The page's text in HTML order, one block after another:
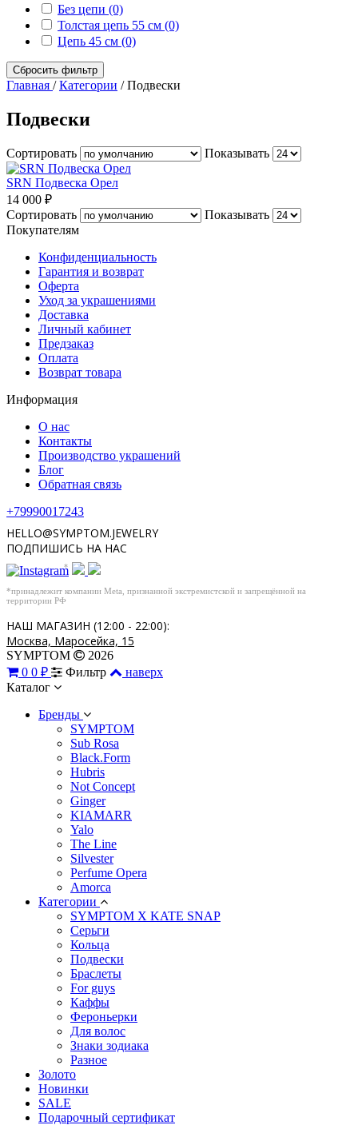
Без цепи (0)
Толстая цепь 55 см (0)
Цепь 45 см (0)
Сбросить фильтр
Главная /Категории /Подвески
Подвески
Сортировать Показывать
SRN Подвеска Орел
14 000 ₽
Сортировать
Показывать
Покупателям
Конфиденциальность
Гарантия и возврат
Оферта
Уход за украшениями
Доставка
Личный кабинет
Предзаказ
Оплата
Возврат товара
Информация
О нас
Контакты
Производство украшений
Блог
Обратная связь
+79990017243
HELLO@SYMPTOM.JEWELRY
ПОДПИШИСЬ НА НАС
*
*принадлежит компании Meta, признанной экстремистской и запрещённой на
территории РФ
НАШ МАГАЗИН (12:00 - 22:00):
Москва, Маросейка, 15
SYMPTOM
2026
0 0 ₽ Фильтр
наверх
Каталог
Бренды
SYMPTOM
Sub Rosa
Black.Form
Hubris
Not Concept
Ginger
KIAMARR
Yalo
The Line
Silvester
Perfume Opera
Amorca
Категории
SYMPTOM X KATE SNAP
Серьги
Кольца
Подвески
Браслеты
For guys
Каффы
Фероньерки
Для волос
Знаки зодиака
Разное
Золото
Новинки
SALE
Подарочный сертификат